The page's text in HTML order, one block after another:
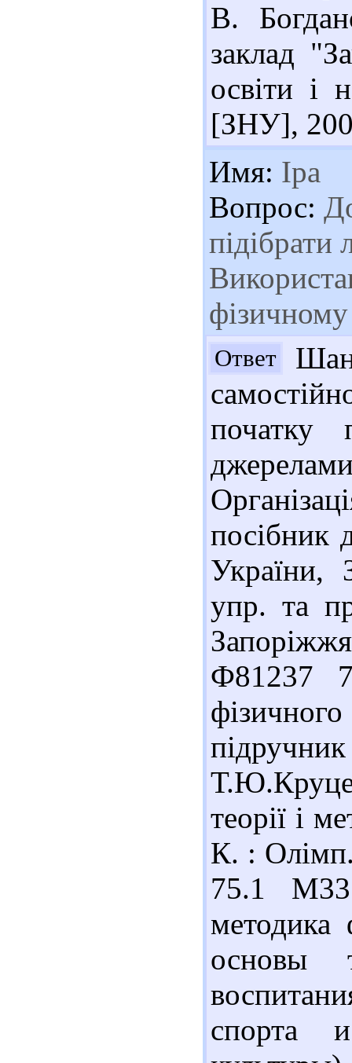
В.
заклад
освіти і
[ЗНУ],
Имя: Іра
Вопрос:
підібрати
Ответ
початку
посібник
України,
упр. та
Ф81237
теорії і
К. :
75.1
основы
спорта